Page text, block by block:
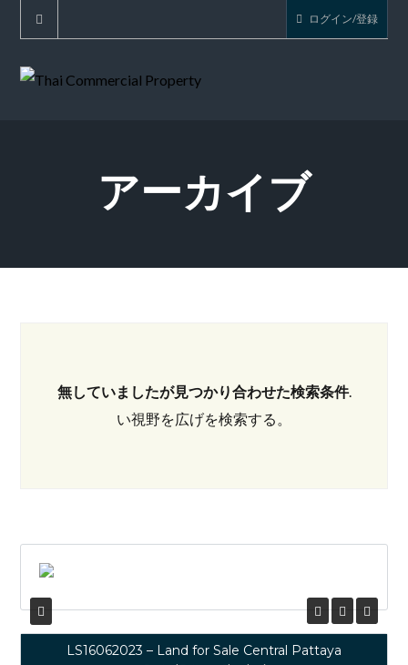
ユーザー名
ログイン/登録
アーカイブ
無していましたが見つかり合わせた検索条件.
い視野を広げを検索する。
LS16062023 – Land for Sale Central Pattaya